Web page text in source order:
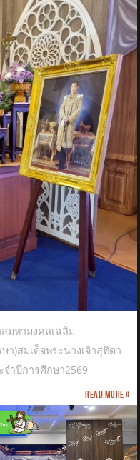
มหามงคลเฉลิม
สมเด็จพระนางเจ้าสุทิดา
ำปีการศึกษา2569
Read more »